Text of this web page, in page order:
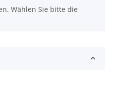
Wählen Sie bitte die